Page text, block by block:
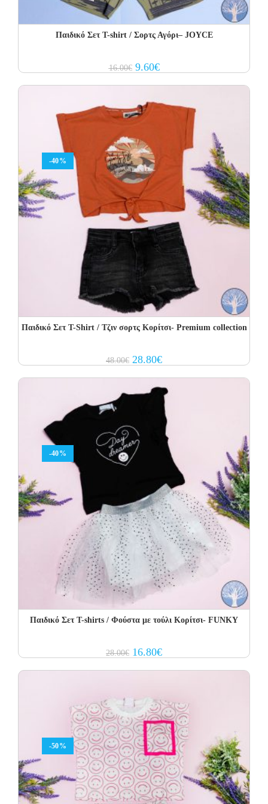
Παιδικό Σετ Τ-shirt / Σορτς Αγόρι– JOYCE
16.00€ Original
price
9.60€Current
price
-40%
Παιδικό Σετ T-Shirt / Τζιν σορτς Κορίτσι- Premium collection
48.00€ Original
price
28.80€Current
price
-40%
Παιδικό Σετ Τ-shirts / Φούστα με τούλι Κορίτσι- FUNKY
28.00€ Original
price
16.80€Current
price
-50%